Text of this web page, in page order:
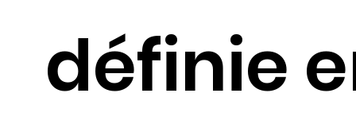
définie